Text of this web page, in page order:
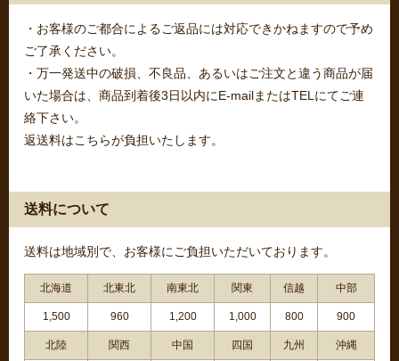
・お客様のご都合によるご返品には対応できかねますので予め
ご了承ください。
・万一発送中の破損、不良品、あるいはご注文と違う商品が届
いた場合は、商品到着後3日以内にE-mailまたはTELにてご連
絡下さい。
返送料はこちらが負担いたします。
送料について
送料は地域別で、お客様にご負担いただいております。
北海道 北東北 南東北 関東 信越 中部
1,500 960 1,200 1,000 800 900
北陸 関西 中国 四国 九州 沖縄